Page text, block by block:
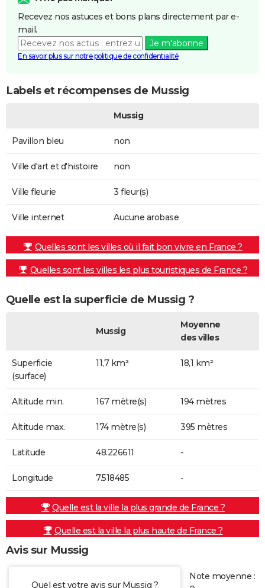
Recevez nos astuces et bons plans directement par e-
mail.
Je m'abonne
En savoir plus sur notre politique de confidentialité
Labels et récompenses de Mussig
Mussig
Pavillon bleu non
Ville d'art et d'histoire non
Ville fleurie 3 fleur(s)
Ville internet Aucune arobase
Quelles sont les villes où il fait bon vivre en France ?
Quelles sont les villes les plus touristiques de France ?
Quelle est la superficie de Mussig ?
Mussig
Moyenne
des villes
Superficie
(surface)
11,7 km² 18,1 km²
Altitude min. 167 mètre(s) 194 mètres
Altitude max. 174 mètre(s) 395 mètres
Latitude 48.226611 -
Longitude 7.518485 -
Quelle est la ville la plus grande de France ?
Quelle est la ville la plus haute de France ?
Avis sur Mussig
Quel est votre avis sur Mussig ?
Note moyenne :